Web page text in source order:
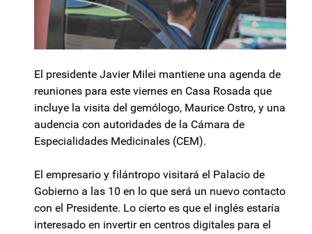
El presidente Javier Milei mantiene una agenda de
reuniones para este viernes en Casa Rosada que
incluye la visita del gemólogo, Maurice Ostro, y una
audencia con autoridades de la Cámara de
Especialidades Medicinales (CEM).
El empresario y filántropo visitará el Palacio de
Gobierno a las 10 en lo que será un nuevo contacto
con el Presidente. Lo cierto es que el inglés estaría
interesado en invertir en centros digitales para el